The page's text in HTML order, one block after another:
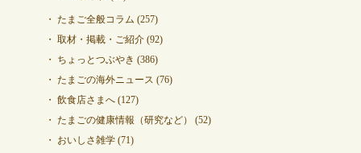
たまご全般コラム (257)
取材・掲載・ご紹介(92)
ちょっとつぶやき (386)
たまごの海外ニュース (76)
飲食店さまへ(127)
たまごの健康情報（研究など）
(52)
おいしさ雑学(71)